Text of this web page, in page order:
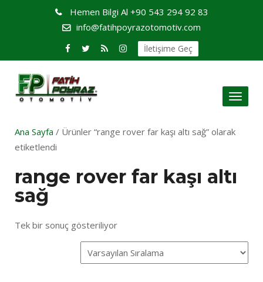
Hemen Bilgi Al +90 543 294 92 83
info@fatihpoyrazotomotiv.com
İletişime Geç
Toggle
Ana Sayfa / Ürünler “range rover far kaşı altı sağ” olarak
etiketlendi
range rover far kaşı altı
sağ
Tek bir sonuç gösteriliyor